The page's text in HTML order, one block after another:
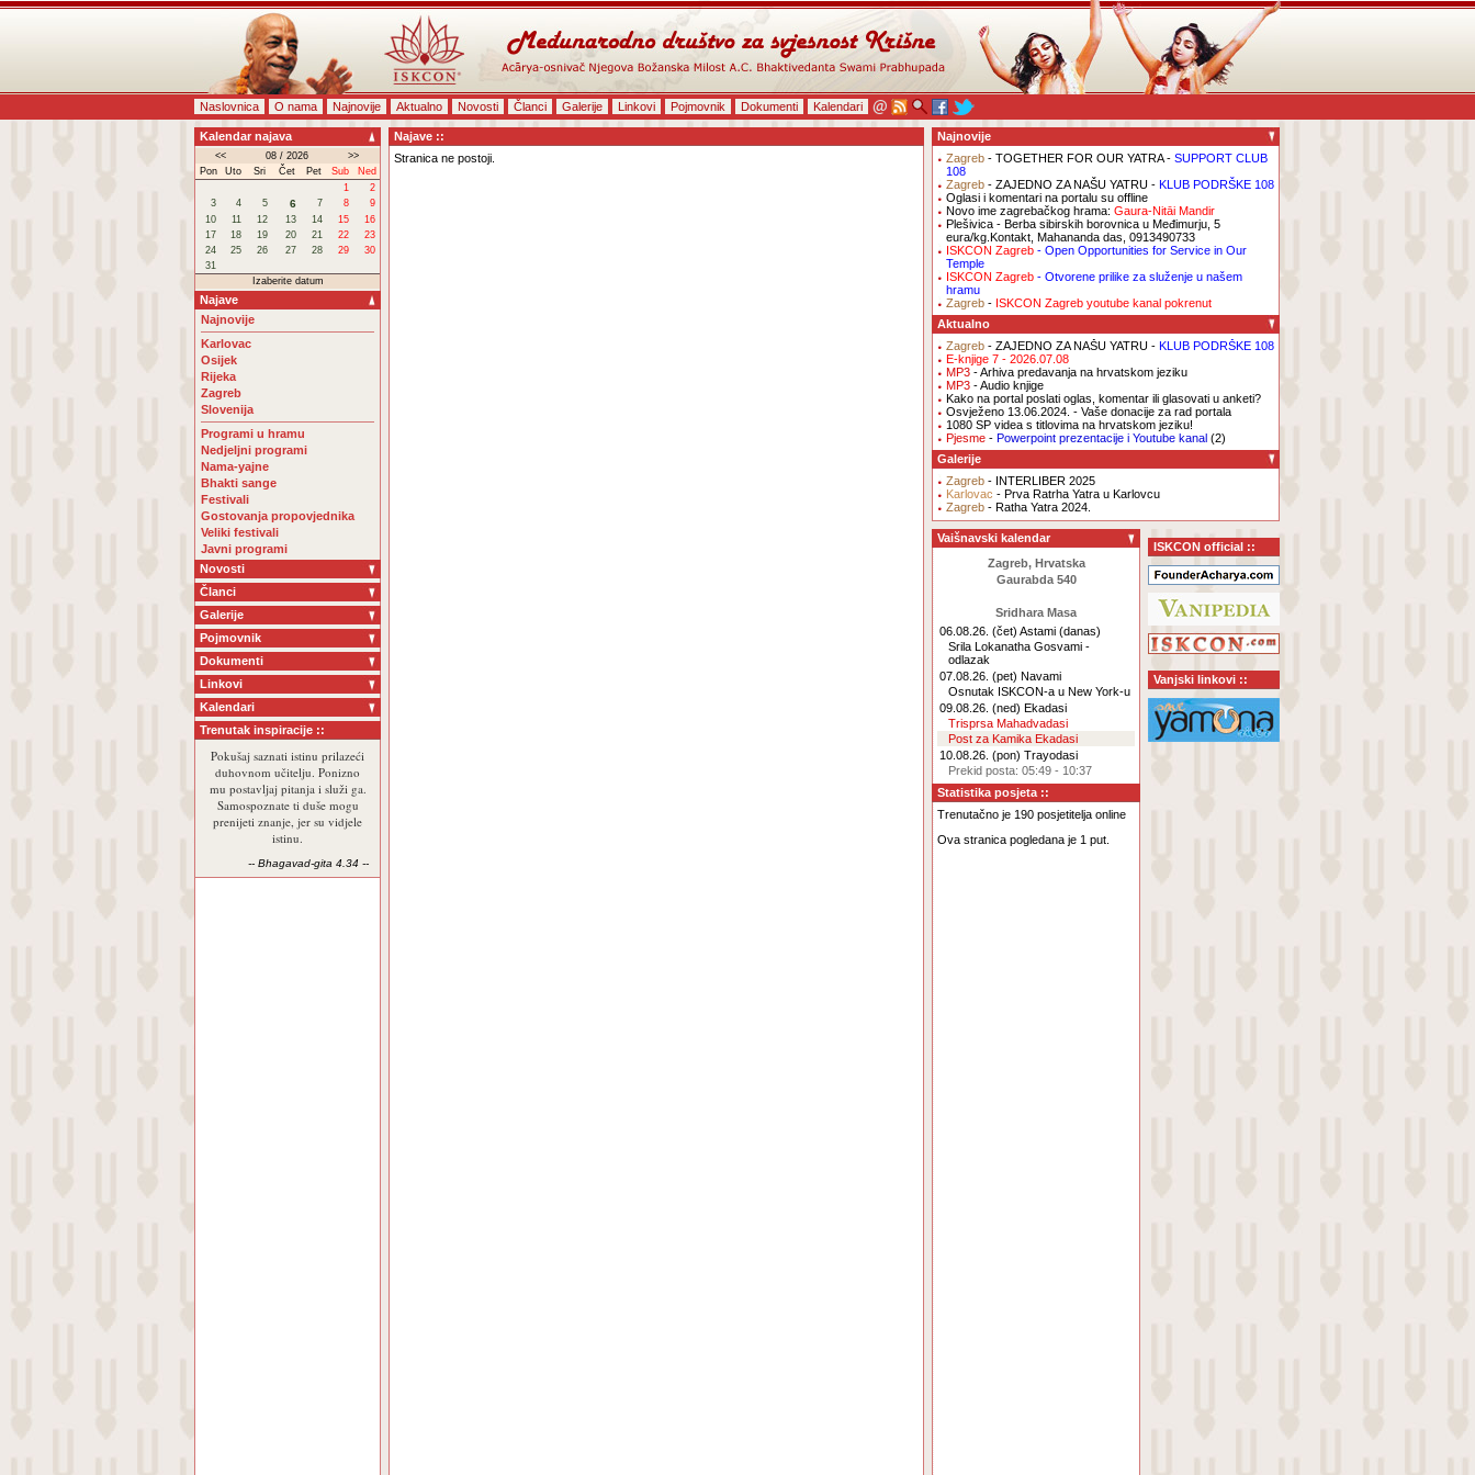
Naslovnica O nama Najnovije Aktualno Novosti Članci Galerije Linkovi Pojmovnik Dokumenti Kalendari
Kalendar najava
<< 08 / 2026
>>
Pon
Uto Sri Čet Pet Sub
Ned
1
2
3
4 5 6 7 8
9
10
11 12 13 14 15
16
17
18 19 20 21 22
23
24
25 26 27 28 29
30
31
Izaberite datum
Najave
Najnovije
Karlovac
Osijek
Rijeka
Zagreb
Slovenija
Programi u hramu
Nedjeljni programi
Nama-yajne
Bhakti sange
Festivali
Gostovanja propovjednika
Veliki festivali
Javni programi
Novosti
Članci
Galerije
Pojmovnik
Dokumenti
Linkovi
Kalendari
Trenutak inspiracije ::
Pokušaj saznati istinu prilazeći
duhovnom učitelju. Ponizno
mu postavljaj pitanja i služi ga.
Samospoznate ti duše mogu
prenijeti znanje, jer su vidjele
istinu.
-- Bhagavad-gita 4.34 --
Najave ::
Stranica ne postoji.
Najnovije
Zagreb - TOGETHER FOR OUR YATRA - SUPPORT CLUB
108
Zagreb - ZAJEDNO ZA NAŠU YATRU - KLUB PODRŠKE 108
Oglasi i komentari na portalu su offline
Novo ime zagrebačkog hrama: Gaura-Nitāi Mandir
Plešivica - Berba sibirskih borovnica u Međimurju, 5
eura/kg.Kontakt, Mahananda das, 0913490733
ISKCON Zagreb - Open Opportunities for Service in Our
Temple
ISKCON Zagreb - Otvorene prilike za služenje u našem
hramu
Zagreb - ISKCON Zagreb youtube kanal pokrenut
Aktualno
Zagreb - ZAJEDNO ZA NAŠU YATRU - KLUB PODRŠKE 108
E-knjige 7 - 2026.07.08
MP3 - Arhiva predavanja na hrvatskom jeziku
MP3 - Audio knjige
Kako na portal poslati oglas, komentar ili glasovati u anketi?
Osvježeno 13.06.2024. - Vaše donacije za rad portala
1080 SP videa s titlovima na hrvatskom jeziku!
Pjesme - Powerpoint prezentacije i Youtube kanal (2)
Galerije
Zagreb - INTERLIBER 2025
Karlovac - Prva Ratrha Yatra u Karlovcu
Zagreb - Ratha Yatra 2024.
Vaišnavski kalendar
Zagreb, Hrvatska
Gaurabda 540
Sridhara Masa
06.08.26. (čet) Astami (danas)
Srila Lokanatha Gosvami -
odlazak
07.08.26. (pet) Navami
Osnutak ISKCON-a u New York-u
09.08.26. (ned) Ekadasi
Trisprsa Mahadvadasi
Post za Kamika Ekadasi
10.08.26. (pon) Trayodasi
Prekid posta: 05:49 - 10:37
Statistika posjeta ::
Trenutačno je 190 posjetitelja online
Ova stranica pogledana je 1 put.
ISKCON official ::
Vanjski linkovi ::